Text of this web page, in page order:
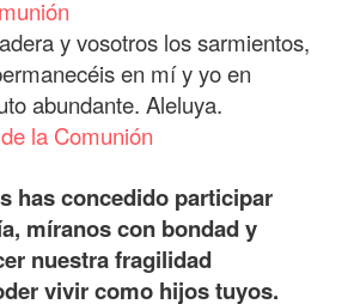
y vosotros los sarmientos,
en mí y yo en
abundante. Aleluya.
la Comunión
has concedido participar
míranos con bondad y
nuestra fragilidad
vivir como hijos tuyos.